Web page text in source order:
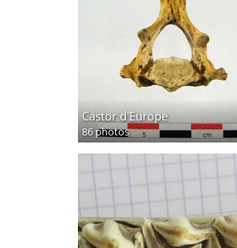
Castor d'Europe
86 photos